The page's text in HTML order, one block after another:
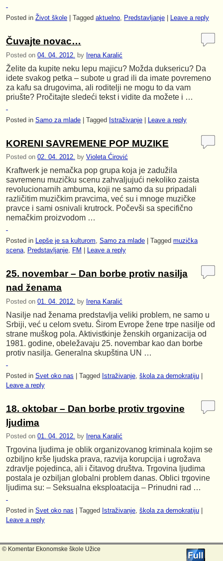
Posted in Život škole Tagged aktuelno, Predstavljanje Leave a reply
Čuvajte novac…
Posted on 04. 04. 2012. by Irena Karalić
Želite da kupite neku lepu majicu? Možda duksericu? Da
idete svakog petka – subote u grad ili da imate povremeno
za kafu sa drugovima, ali roditelji ne mogu to da vam
priušte? Pročitajte sledeći tekst i vidite da možete i …
Posted in Samo za mlade | Tagged Istraživanje | Leave a reply
KORENI SAVREMENE POP MUZIKE
Posted on 02. 04. 2012. by Violeta Ćirović
Kraftwerk je nemačka pop grupa koja je zadužila
savremenu muzičku scenu zahvaljujući nekoliko zaista
revolucionarnih ambuma, koji ne samo da su pripadali
različitim muzičkim pravcima, već su i mnoge muzičke
pravce i sami osnivali krutrock. Počevši sa specifično
nemačkim proizvodom …
Posted in Lepše je sa kulturom, Samo za mlade Tagged muzička
scena, Predstavljanje, FM Leave a reply
25. novembar – Dan borbe protiv nasilja
nad ženama
Posted on 01. 04. 2012. by Irena Karalić
Nasilje nad ženama predstavlja veliki problem, ne samo u
Srbiji, već u celom svetu. Širom Evrope žene trpe nasilje od
strane muškog pola. Aktivistkinje ženskih organizacija od
1981. godine, obeležavaju 25. novembar kao dan borbe
protiv nasilja. Generalna skupština UN …
Posted in Svet oko nas | Tagged Istraživanje škola za demokratiju |
Leave a reply
18. oktobar – Dan borbe protiv trgovine
ljudima
Posted on 01. 04. 2012. by Irena Karalić
Trgovina ljudima je oblik organizovanog kriminala kojim se
ozbiljno krše ljudska prava, razvija korupcija i ugrožava
zdravlje pojedinca, ali i čitavog društva. Trgovina ljudima
postala je ozbiljan globalni problem danas. Oblici trgovine
ljudima su: – Seksualna eksploatacija – Prinudni rad …
Posted in Svet oko nas Tagged Istraživanje škola za demokratiju
Leave a reply
© Komentar Ekonomske škole Užice